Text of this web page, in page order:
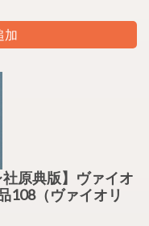
加
社原典版】ヴァイオ
（ヴァイオリ